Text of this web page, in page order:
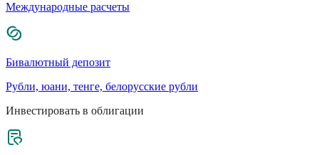
Международные расчеты
Бивалютный депозит
Рубли, юани, тенге, белорусские рубли
Инвестировать в облигации